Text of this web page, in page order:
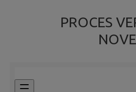
PROCES